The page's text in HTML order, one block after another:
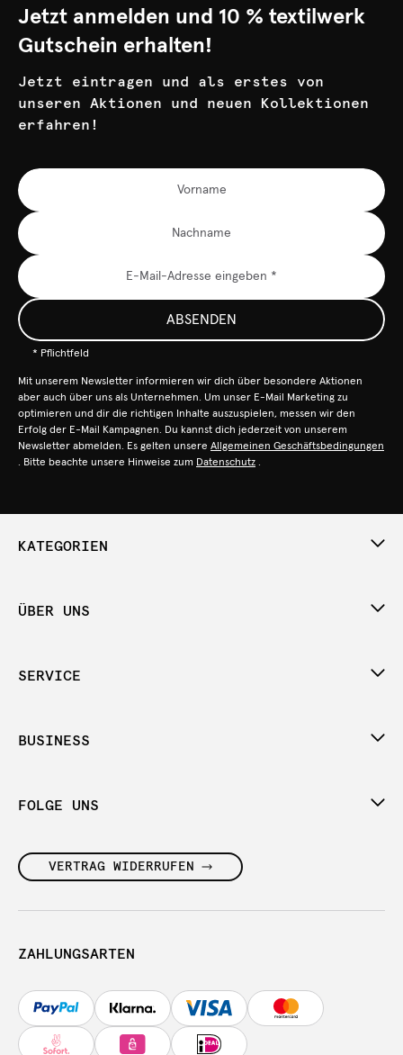
Jetzt anmelden und 10 % textilwerk
Gutschein erhalten!
Jetzt eintragen und als erstes von
unseren Aktionen und neuen Kollektionen
erfahren!
ABSENDEN
* Pflichtfeld
Mit unserem Newsletter informieren wir dich über besondere Aktionen
aber auch über uns als Unternehmen. Um unser E-Mail Marketing zu
optimieren und dir die richtigen Inhalte auszuspielen, messen wir den
Erfolg der E-Mail Kampagnen. Du kannst dich jederzeit von unserem
Newsletter abmelden. Es gelten unsere Allgemeinen Geschäftsbedingungen
. Bitte beachte unsere Hinweise zum Datenschutz .
KATEGORIEN
ÜBER UNS
SERVICE
BUSINESS
FOLGE UNS
VERTRAG WIDERRUFEN
ZAHLUNGSARTEN